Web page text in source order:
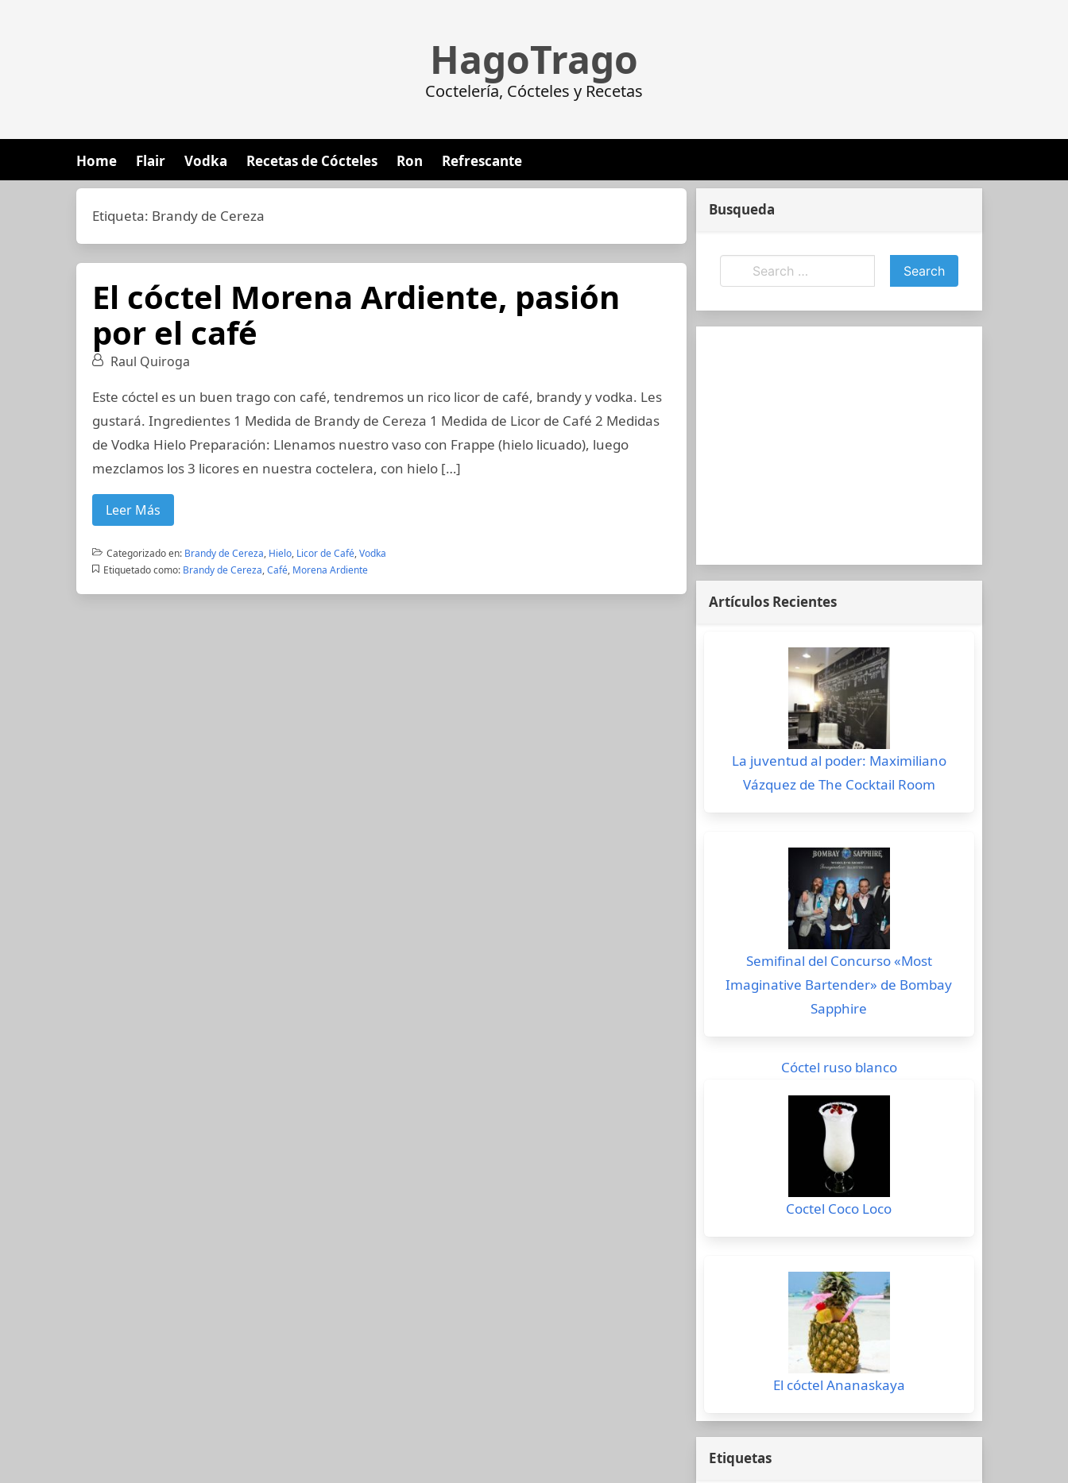
HagoTrago
Coctelería, Cócteles y Recetas
Home Flair Vodka Recetas de Cócteles Ron Refrescante
Etiqueta: Brandy de Cereza
El cóctel Morena Ardiente, pasión
por el café
Raul Quiroga
Este cóctel es un buen trago con café, tendremos un rico licor de café, brandy y vodka. Les
gustará. Ingredientes 1 Medida de Brandy de Cereza 1 Medida de Licor de Café 2 Medidas
de Vodka Hielo Preparación: Llenamos nuestro vaso con Frappe (hielo licuado), luego
mezclamos los 3 licores en nuestra coctelera, con hielo […]
Leer Más
Categorizado en: Brandy de Cereza, Hielo, Licor de Café,Vodka
Etiquetado como: Brandy de Cereza,Café, Morena Ardiente
Busqueda
Artículos Recientes
La juventud al poder: Maximiliano
Vázquez de The Cocktail Room
Semifinal del Concurso «Most
Imaginative Bartender» de Bombay
Sapphire
Cóctel ruso blanco
Coctel Coco Loco
El cóctel Ananaskaya
Etiquetas